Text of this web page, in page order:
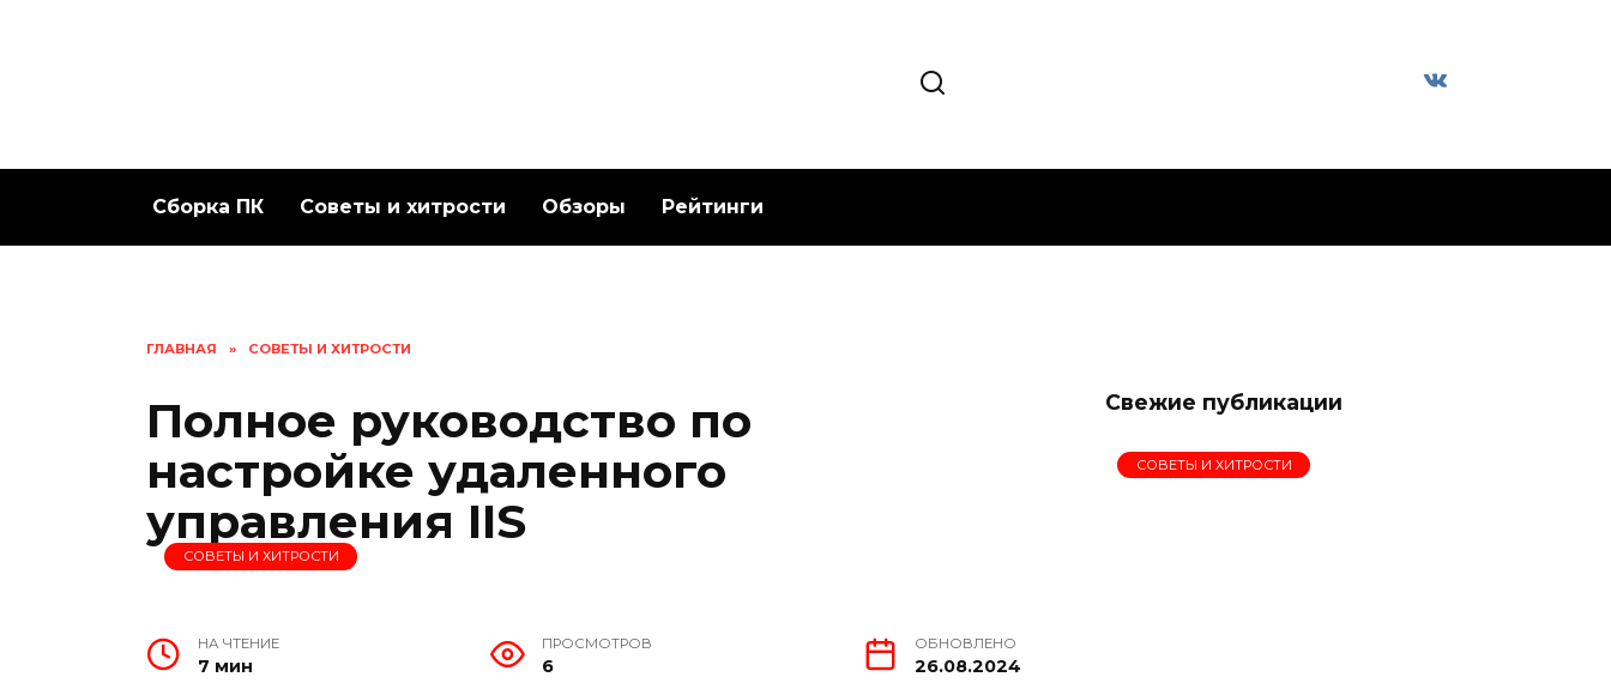
Сборка ПК Советы и хитрости Обзоры Рейтинги
ГЛАВНАЯ » СОВЕТЫ И ХИТРОСТИ
Полное руководство по
настройке удаленного
управления IIS
СОВЕТЫ И ХИТРОСТИ
НА ЧТЕНИЕ
7 мин
ПРОСМОТРОВ
6
ОБНОВЛЕНО
26.08.2024
Свежие публикации
СОВЕТЫ И ХИТРОСТИ